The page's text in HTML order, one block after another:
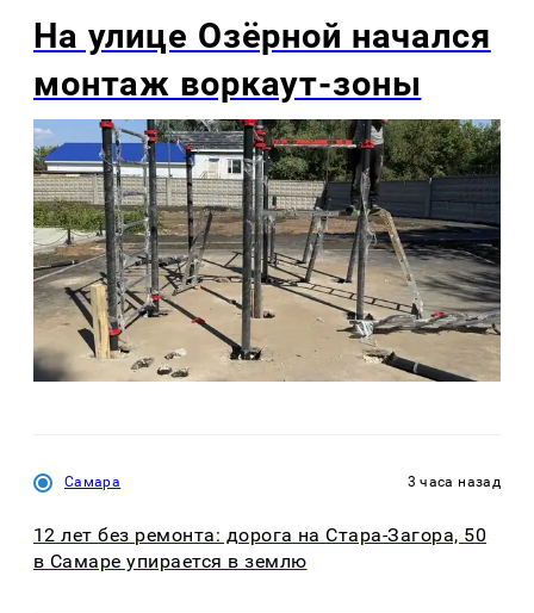
На улице Озëрной начался
монтаж воркаут-зоны
Самара 3 часа назад
12 лет без ремонта: дорога на Стара-Загора, 50
в Самаре упирается в землю